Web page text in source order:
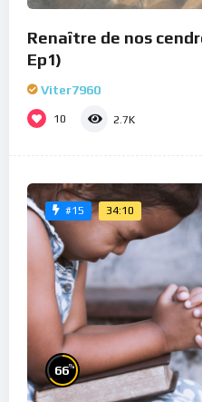
Renaître de nos
Ep1)
Viter7960
10 2.7K
#15 34:10
66%